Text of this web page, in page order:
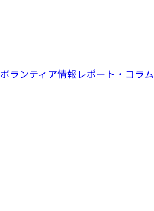
ボランティア情報レポート・コラム